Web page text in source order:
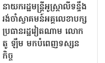
នាយករដ្ឋមន្ត្រីអូស្ត្រាលីទន្ទឹង
រង់ចាំស្វាគមន៍អគ្គលេខាបក្ស
ប្រធានរដ្ឋវៀតណាម លោក
តូ ឡឹម មកបំពេញទស្សន
កិច្ច